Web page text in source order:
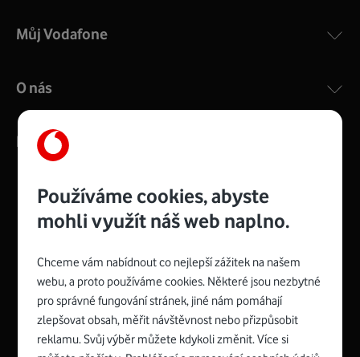
Spojte se s Vodafonem
Facebook
X
InstagramYoutubeVodafoneLinkedIn
Můj Vodafone
O nás
Kontakty
Management
consultancy
Recruitment
logo
Top
roku
Platinové
EcoVadis
Buy
Award
má
zelenou
Používáme cookies, abyste
mohli využít náš web naplno.
Chceme vám nabídnout co nejlepší zážitek na našem
webu, a proto používáme cookies. Některé jsou nezbytné
pro správné fungování stránek, jiné nám pomáhají
zlepšovat obsah, měřit návštěvnost nebo přizpůsobit
reklamu. Svůj výběr můžete kdykoli změnit. Více si